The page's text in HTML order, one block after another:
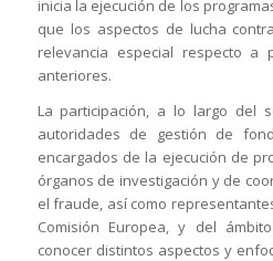
inicia la ejecución de los
que los aspectos de lucha
relevancia especial respecto a
anteriores.
La participación, a lo largo del
autoridades de gestión de
encargados de la ejecución de
órganos de investigación y de
el fraude, así como
Comisión Europea, y del
conocer distintos aspectos y